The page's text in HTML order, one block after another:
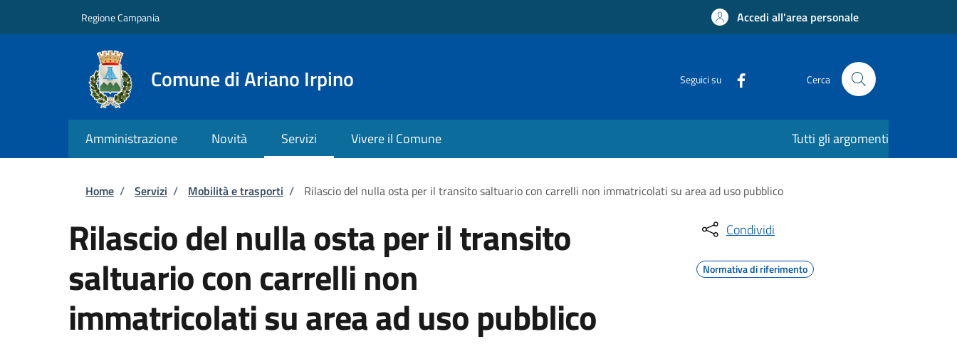
Regione Campania Accedi all'area personale
Comune di Ariano Irpino Seguici su Cerca
Amministrazione Novità Servizi Vivere il Comune Tutti gli argomenti
Briciole di pane
Home / Servizi / Mobilità e trasporti / Rilascio del nulla osta per il transito saltuario con carrelli non immatricolati su area ad uso pubblico
Rilascio del nulla osta per il transito
saltuario con carrelli non
immatricolati su area ad uso pubblico
Condividi
Normativa di riferimento